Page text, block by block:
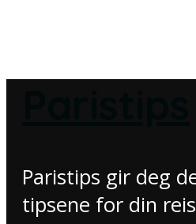
Paristips gir deg
tipsene for din